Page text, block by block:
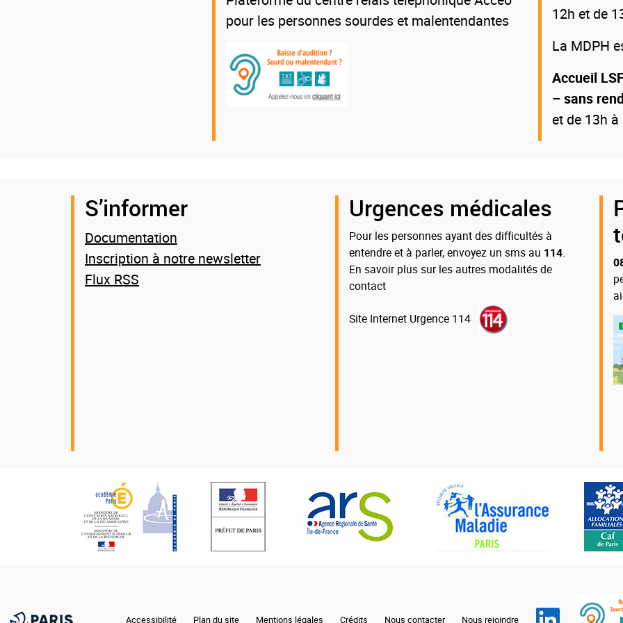
pour les personnes sourdes et malentendantes
12h et de
La MDPH
Accueil
– sans
et de 13h à
S’informer
Documentation
Inscription à notre newsletter
Flux RSS
Urgences médicales
Pour les personnes ayant des difficultés à
entendre et à parler, envoyez un sms au 114.
En savoir plus sur les autres modalités de
contact
Site Internet Urgence 114
Nos
partenaires
Accessibilité Plan du site Mentions légales Crédits Nous contacter Nous rejoindre